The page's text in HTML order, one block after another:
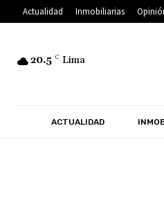
Actualidad Inmobiliarias
20.5 C Lima
ACTUALIDAD